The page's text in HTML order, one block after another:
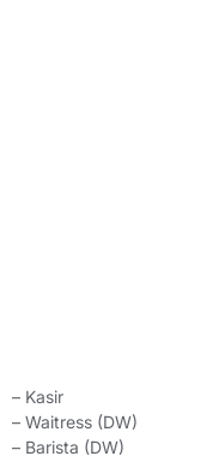
– Kasir
– Waitress (DW)
– Barista (DW)